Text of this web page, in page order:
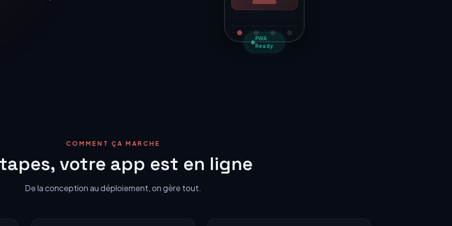
PWA
Ready
COMMENT ÇA MARCHE
votre app est en ligne
De la conception au déploiement, on gère tout.